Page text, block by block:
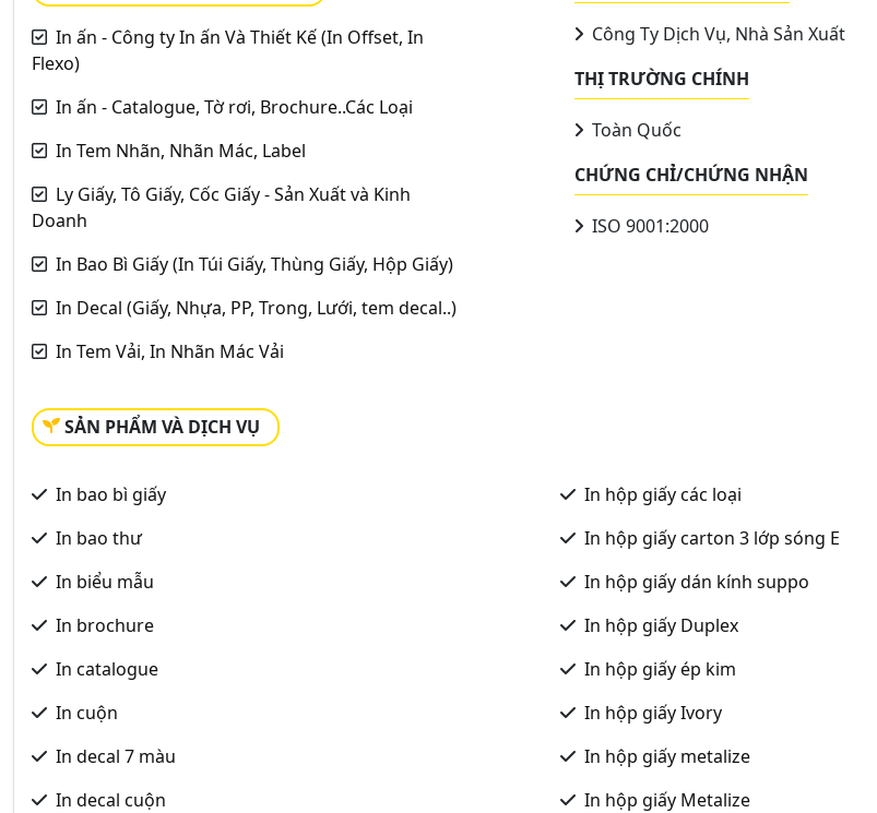
In ấn - Công ty In ấn Và Thiết Kế (In Offset, In
Flexo)
In ấn - Catalogue, Tờ rơi, Brochure..Các Loại
In Tem Nhãn, Nhãn Mác, Label
Ly Giấy, Tô Giấy, Cốc Giấy - Sản Xuất và Kinh
Doanh
In Bao Bì Giấy (In Túi Giấy, Thùng Giấy, Hộp Giấy)
In Decal (Giấy, Nhựa, PP, Trong, Lưới, tem decal..)
In Tem Vải, In Nhãn Mác Vải
Công Ty Dịch Vụ, Nhà Sản Xuất
THỊ TRƯỜNG CHÍNH
Toàn Quốc
CHỨNG CHỈ/CHỨNG NHẬN
ISO 9001:2000
SẢN PHẨM VÀ DỊCH VỤ
In bao bì giấy
In bao thư
In biểu mẫu
In brochure
In catalogue
In cuộn
In decal 7 màu
In decal cuộn
In hộp giấy các loại
In hộp giấy carton 3 lớp sóng E
In hộp giấy dán kính suppo
In hộp giấy Duplex
In hộp giấy ép kim
In hộp giấy Ivory
In hộp giấy metalize
In hộp giấy Metalize